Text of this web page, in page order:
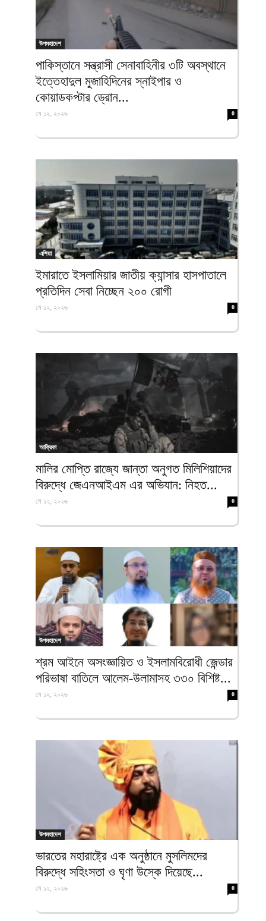
উপমহাদেশ
পাকিস্তানে সন্ত্রাসী সেনাবাহিনীর ৩টি অবস্থানে
ইত্তেহাদুল মুজাহিদিনের স্নাইপার ও
কোয়াডকপ্টার ড্রোন...
মে ১২, ২০২৬ 0
এশিয়া
ইমারাতে ইসলামিয়ার জাতীয় ক্যান্সার হাসপাতালে
প্রতিদিন সেবা নিচ্ছেন ২০০ রোগী
মে ১২, ২০২৬ 0
আফ্রিকা
মালির মোপ্তি রাজ্যে জান্তা অনুগত মিলিশিয়াদের
বিরুদ্ধে জেএনআইএম এর অভিযান: নিহত...
মে ১২, ২০২৬ 0
উপমহাদেশ
শ্রম আইনে অসংজ্ঞায়িত ও ইসলামবিরোধী জেন্ডার
পরিভাষা বাতিলে আলেম-উলামাসহ ৩৩০ বিশিষ্ট...
মে ১২, ২০২৬ 0
উপমহাদেশ
ভারতের মহারাষ্ট্রে এক অনুষ্ঠানে মুসলিমদের
বিরুদ্ধে সহিংসতা ও ঘৃণা উস্কে দিয়েছে...
মে ১২, ২০২৬ 0